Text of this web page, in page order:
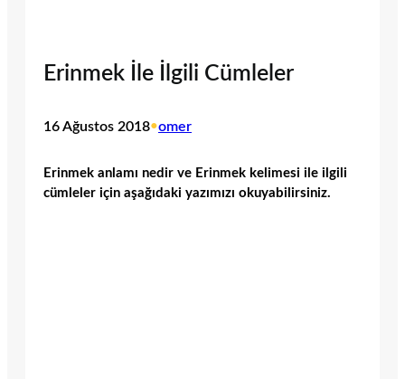
Erinmek İle İlgili Cümleler
16 Ağustos 2018•omer
Erinmek anlamı nedir ve Erinmek kelimesi ile ilgili
cümleler için aşağıdaki yazımızı okuyabilirsiniz.